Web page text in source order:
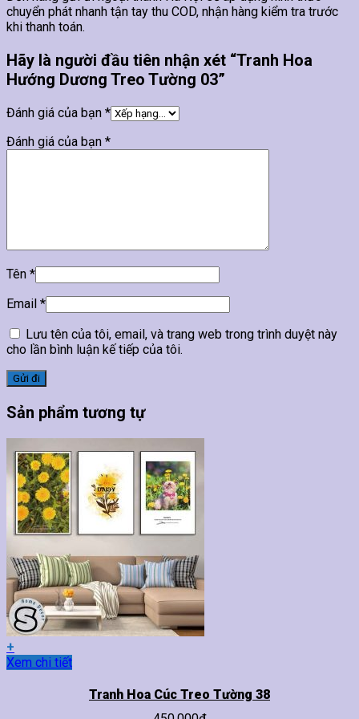
chuyển phát nhanh tận tay thu COD, nhận hàng kiểm tra trước
khi thanh toán.
Hãy là người đầu tiên nhận xét “Tranh Hoa
Hướng Dương Treo Tường 03”
Đánh giá của bạn *
Đánh giá của bạn *
Tên *
Email *
Lưu tên của tôi, email, và trang web trong trình duyệt này
cho lần bình luận kế tiếp của tôi.
Sản phẩm tương tự
+
Sản
Xem chi tiết
Tranh Hoa Cúc Treo Tường 38